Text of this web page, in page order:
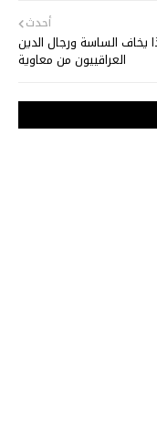
أحدث
يخاف الساسة ورجال الدين
العراقييون من معاوية